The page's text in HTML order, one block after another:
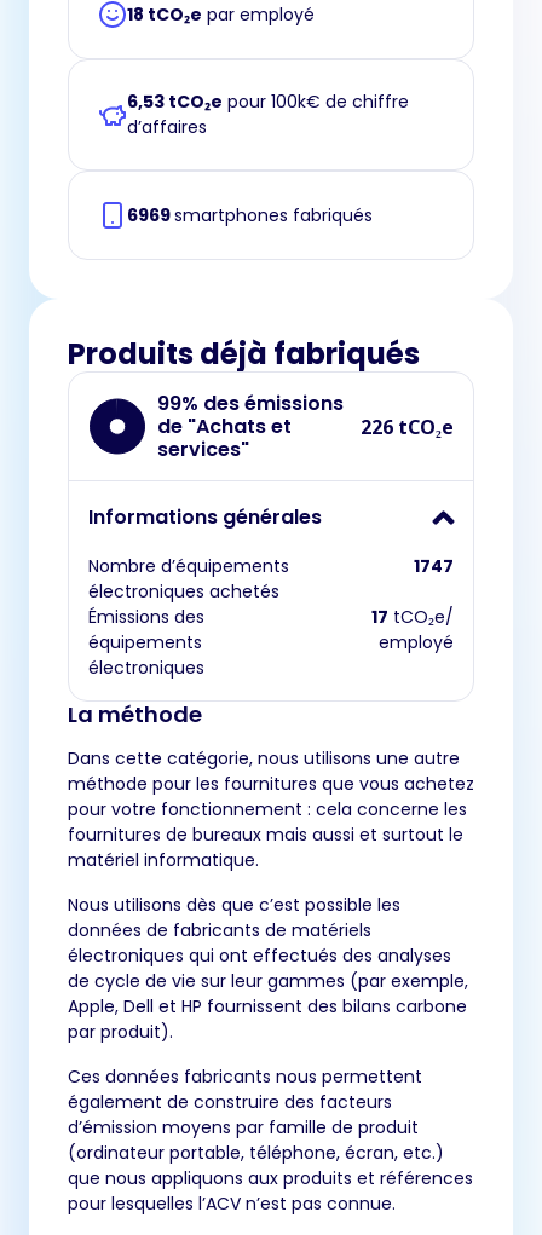
18 tCO₂e par employé
6,53 tCO₂e pour 100k€ de chiffre
d’affaires
6969smartphones fabriqués
Produits déjà fabriqués
99% des émissions
de "Achats et
services"
226 tCO₂e
Informations générales
Nombre d’équipements
électroniques achetés
1747
Émissions des
équipements
électroniques
17 tCO₂e/
employé
La méthode
Dans cette catégorie, nous utilisons une autre
méthode pour les fournitures que vous achetez
pour votre fonctionnement : cela concerne les
fournitures de bureaux mais aussi et surtout le
matériel informatique.
Nous utilisons dès que c’est possible les
données de fabricants de matériels
électroniques qui ont effectués des analyses
de cycle de vie sur leur gammes (par exemple,
Apple, Dell et HP fournissent des bilans carbone
par produit).
Ces données fabricants nous permettent
également de construire des facteurs
d’émission moyens par famille de produit
(ordinateur portable, téléphone, écran, etc.)
que nous appliquons aux produits et références
pour lesquelles l’ACV n’est pas connue.